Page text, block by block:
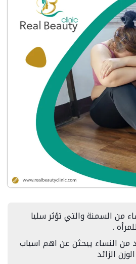
من السمنة والتي تؤثر سلبا
.
من النساء يبحثن عن اهم اسباب
الزائد